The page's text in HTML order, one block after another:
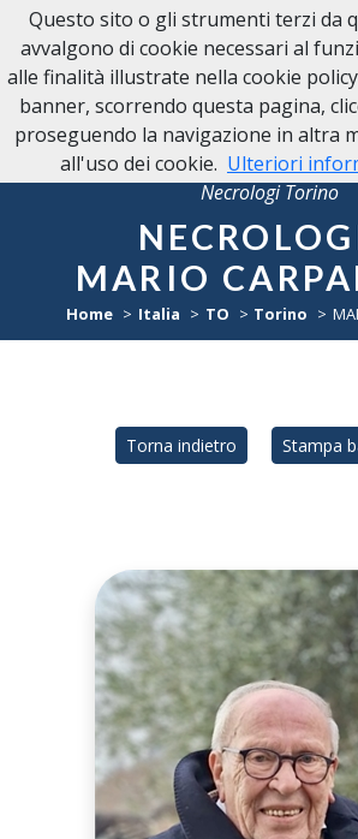
Necrologi Torino
MARIO
Home Italia TO Torino
Torna indietro Stampa
Questo sito o gli strumenti terzi da
avvalgono di cookie necessari al
alle finalità illustrate nella cookie
banner, scorrendo questa pagina,
proseguendo la navigazione in altra
all'uso dei cookie. Ulteriori